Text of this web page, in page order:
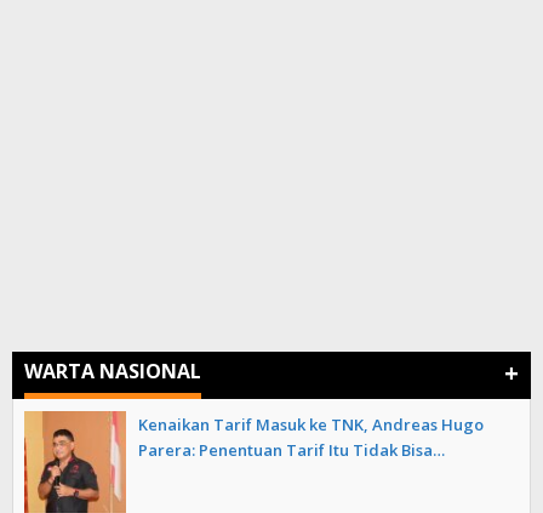
WARTA NASIONAL +
Kenaikan Tarif Masuk ke TNK, Andreas Hugo
Parera: Penentuan Tarif Itu Tidak Bisa…